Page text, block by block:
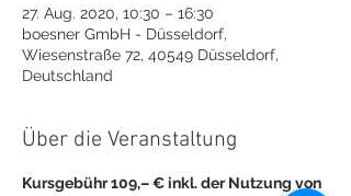
27. Aug. 2020, 10:30 – 16:30
boesner GmbH - Düsseldorf,
Wiesenstraße 72, 40549 Düsseldorf,
Deutschland
Über die Veranstaltung
Kursgebühr 109,– € inkl. der Nutzung von